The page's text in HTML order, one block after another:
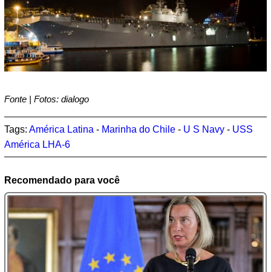
Fonte | Fotos: dialogo
Tags: América Latina - Marinha do Chile - U S Navy - USS
América LHA-6
Recomendado para você